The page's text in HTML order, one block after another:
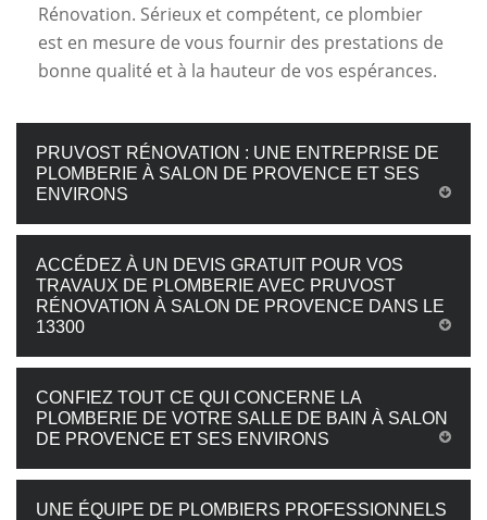
Rénovation. Sérieux et compétent, ce plombier
est en mesure de vous fournir des prestations de
bonne qualité et à la hauteur de vos espérances.
PRUVOST RÉNOVATION : UNE ENTREPRISE DE
PLOMBERIE À SALON DE PROVENCE ET SES
ENVIRONS
ACCÉDEZ À UN DEVIS GRATUIT POUR VOS
TRAVAUX DE PLOMBERIE AVEC PRUVOST
RÉNOVATION À SALON DE PROVENCE DANS LE
13300
CONFIEZ TOUT CE QUI CONCERNE LA
PLOMBERIE DE VOTRE SALLE DE BAIN À SALON
DE PROVENCE ET SES ENVIRONS
UNE ÉQUIPE DE PLOMBIERS PROFESSIONNELS